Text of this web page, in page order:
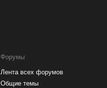
Форумы
Лента всех форумов
Общие темы